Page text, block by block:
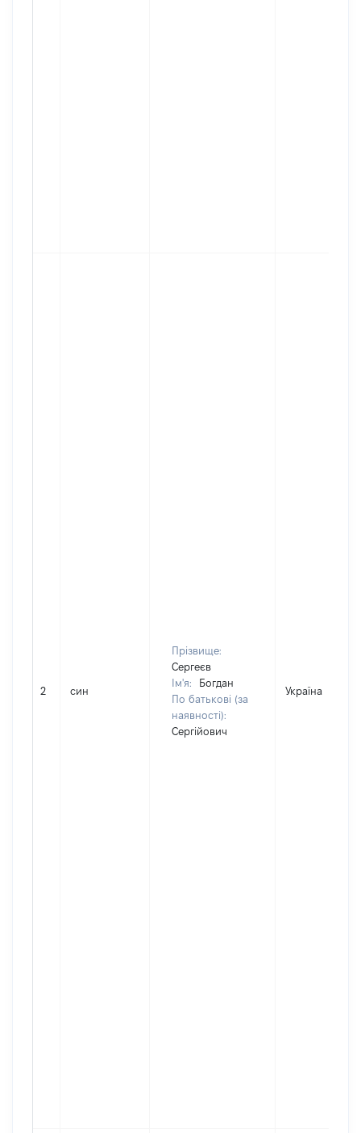
2 син
Прізвище:
Сергеєв
Ім'я:
Богдан
По батькові (за
наявності):
Сергійович
Україна